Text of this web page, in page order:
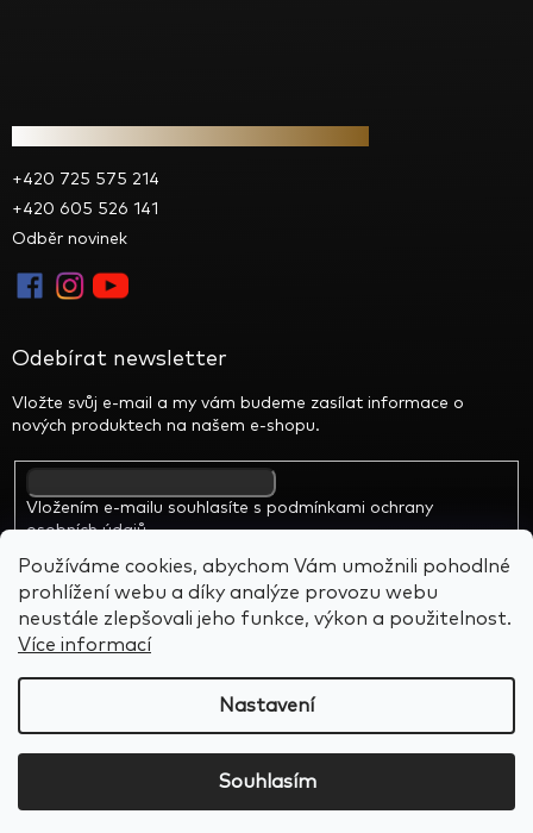
Používáme cookies, abychom Vám umožnili pohodlné
prohlížení webu a díky analýze provozu webu
neustále zlepšovali jeho funkce, výkon a použitelnost.
Více informací
Nastavení
Souhlasím
+420 725 575 214
+420 605 526 141
Odběr novinek
Odebírat newsletter
Vložte svůj e-mail a my vám budeme zasílat informace o
nových produktech na našem e-shopu.
Vložením e-mailu souhlasíte s podmínkami ochrany
osobních údajů
Vytvořil Shoptet &
Upravit nastavení cookies